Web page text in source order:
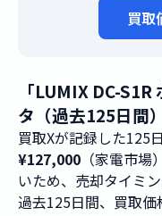
買
「LUMIX DC-
タ（過去125日間）
買取Xが記録した125
¥127,000 （家電市
いため、売却タイミ
過去125日間、買取価